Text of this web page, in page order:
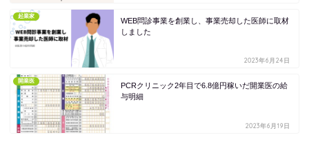
起業家
WEB問診事業を創業し、事業売却した医師に取材
しました
2023年6月24日
開業医
PCRクリニック2年目で6.8億円稼いだ開業医の給
与明細
2023年6月19日